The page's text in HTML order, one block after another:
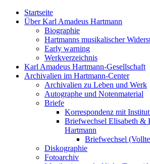
Startseite
Über Karl Amadeus Hartmann
Biographie
Hartmanns musikalischer
Early warning
Werkverzeichnis
Karl Amadeus Hartmann-Gesellschaft
Archivalien im Hartmann-Center
Archivalien zu Leben und Werk
Autographe und Notenmaterial
Briefe
Korrespondenz mit
Briefwechsel Elisabeth &
Hartmann
Briefwechsel
Diskographie
Fotoarchiv